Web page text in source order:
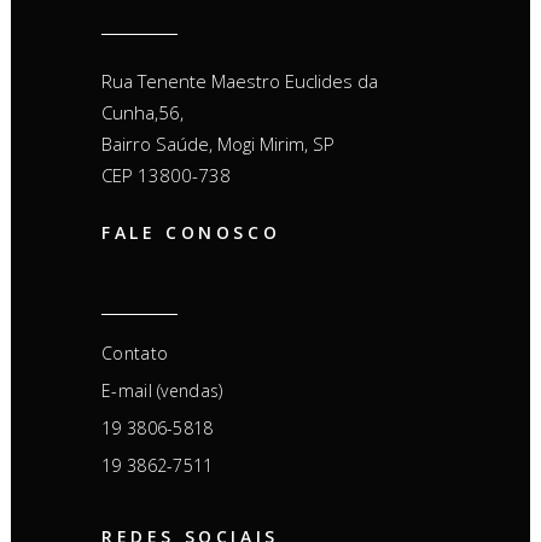
Rua Tenente Maestro Euclides da
Cunha,56,
Bairro Saúde, Mogi Mirim, SP
CEP 13800-738
FALE CONOSCO
Contato
E-mail (vendas)
19 3806-5818
19 3862-7511
REDES SOCIAIS